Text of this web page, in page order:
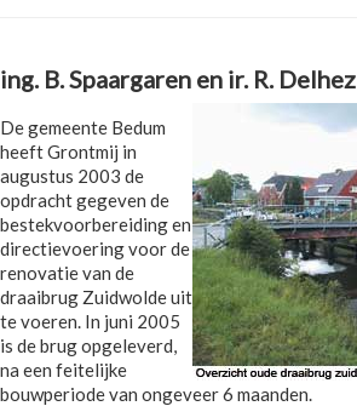
ing. B. Spaargaren en ir. R. Delhez
De gemeente Bedum
heeft Grontmij in
augustus 2003 de
opdracht gegeven de
bestekvoorbereiding en
directievoering voor de
renovatie van de
draaibrug Zuidwolde uit
te voeren. In juni 2005
is de brug opgeleverd,
na een feitelijke
bouwperiode van ongeveer 6 maanden.